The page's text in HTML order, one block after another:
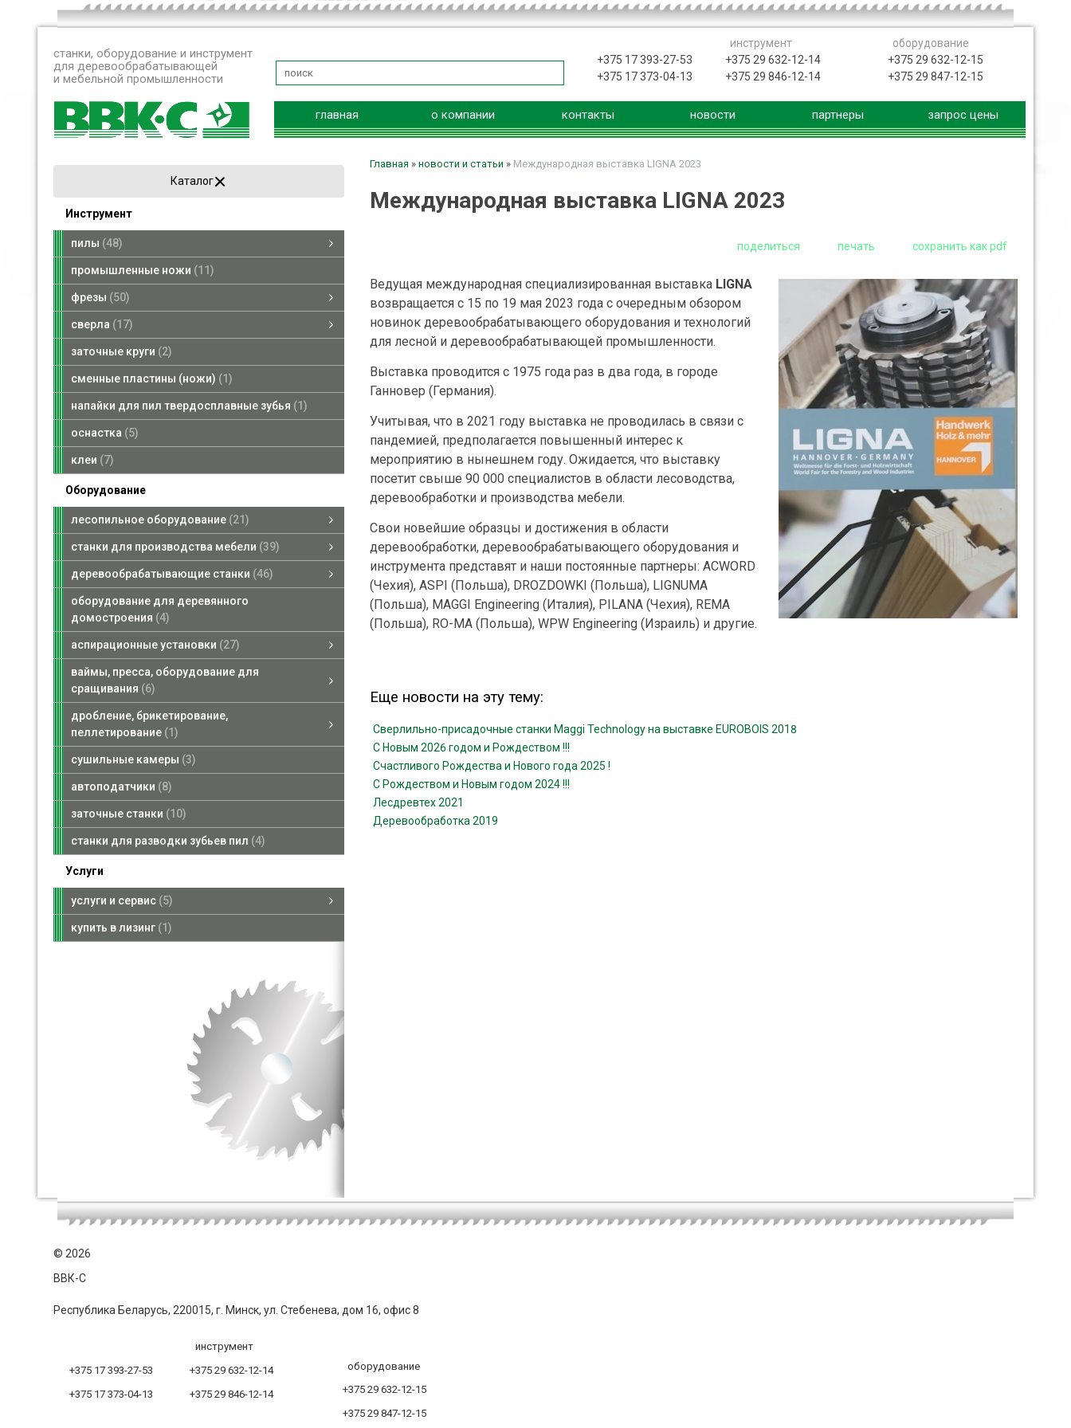
станки, оборудование и инструмент
для деревообрабатывающей
и мебельной промышленности
+375 17 393-27-53
+375 17 373-04-13
инструмент
+375 29 632-12-14
+375 29 846-12-14
оборудование
+375 29 632-12-15
+375 29 847-12-15
главная о компании контакты новости партнеры запрос цены
Каталог
Инструмент
пилы 48
промышленные ножи 11
фрезы 50
сверла 17
заточные круги 2
сменные пластины (ножи) 1
напайки для пил твердосплавные зубья 1
оснастка 5
клеи 7
Оборудование
лесопильное оборудование 21
станки для производства мебели 39
деревообрабатывающие станки 46
оборудование для деревянного
домостроения 4
аспирационные установки 27
ваймы, пресса, оборудование для
сращивания
6
дробление, брикетирование,
пеллетирование 1
сушильные камеры 3
автоподатчики 8
заточные станки 10
станки для разводки зубьев пил 4
Услуги
услуги и сервис 5
купить в лизинг 1
Главная » новости и статьи » Международная выставка LIGNA 2023
Международная выставка LIGNA 2023
поделиться печать сохранить как pdf
Ведущая международная специализированная выставка LIGNA
возвращается с 15 по 19 мая 2023 года с очередным обзором
новинок деревообрабатывающего оборудования и технологий
для лесной и деревообрабатывающей промышленности.
Выставка проводится с 1975 года раз в два года, в городе
Ганновер (Германия).
Учитывая, что в 2021 году выставка не проводилась в связи с
пандемией, предполагается повышенный интерес к
мероприятию в нынешнем году. Ожидается, что выставку
посетит свыше 90 000 специалистов в области лесоводства,
деревообработки и производства мебели.
Свои новейшие образцы и достижения в области
деревообработки, деревообрабатывающего оборудования и
инструмента представят и наши постоянные партнеры: ACWORD
(Чехия), ASPI (Польша), DROZDOWKI (Польша), LIGNUMA
(Польша), MAGGI Engineering(Италия), PILANA (Чехия), REMA
(Польша), RO-MA(Польша), WPW Engineering (Израиль) и другие.
Еще новости на эту тему:
Сверлильно-присадочные станки Maggi Technology на выставке EUROBOIS 2018
С Новым 2026 годом и Рождеством !!!
Счастливого Рождества и Нового года 2025 !
С Рождеством и Новым годом 2024 !!!
Лесдревтех 2021
Деревообработка 2019
© 2026
ВВК-С
Республика Беларусь, 220015, г. Минск, ул. Стебенева, дом 16, офис 8
+375 17 393-27-53
+375 17 373-04-13
инструмент
+375 29 632-12-14
+375 29 846-12-14
оборудование
+375 29 632-12-15
+375 29 847-12-15